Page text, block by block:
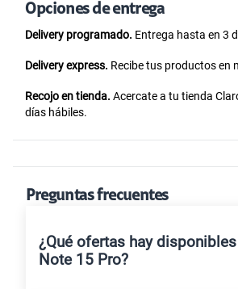
Opciones de entrega
Delivery programado. Entrega hasta en 3
Delivery express. Recibe tus productos en
Recojo en tienda. Acercate a tu tienda
días hábiles.
Preguntas frecuentes
¿Qué ofertas hay
Note 15 Pro?